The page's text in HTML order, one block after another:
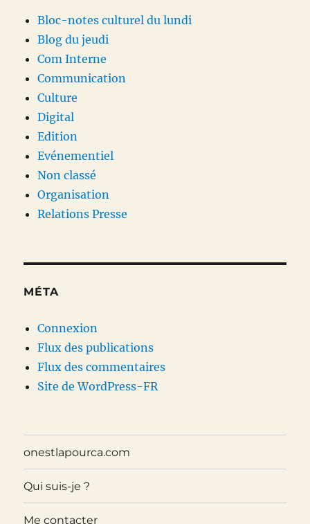
Bloc-notes culturel du lundi
Blog du jeudi
Com Interne
Communication
Culture
Digital
Edition
Evénementiel
Non classé
Organisation
Relations Presse
MÉTA
Connexion
Flux des publications
Flux des commentaires
Site de WordPress-FR
onestlapourca.com
Qui suis-je ?
Me contacter